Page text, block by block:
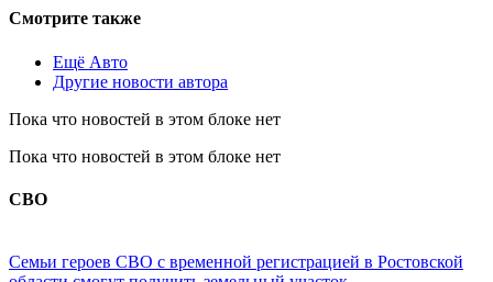
Смотрите также
Ещё Авто
Другие новости автора
Пока что новостей в этом блоке нет
Пока что новостей в этом блоке нет
СВО
Семьи героев СВО с временной регистрацией в Ростовской